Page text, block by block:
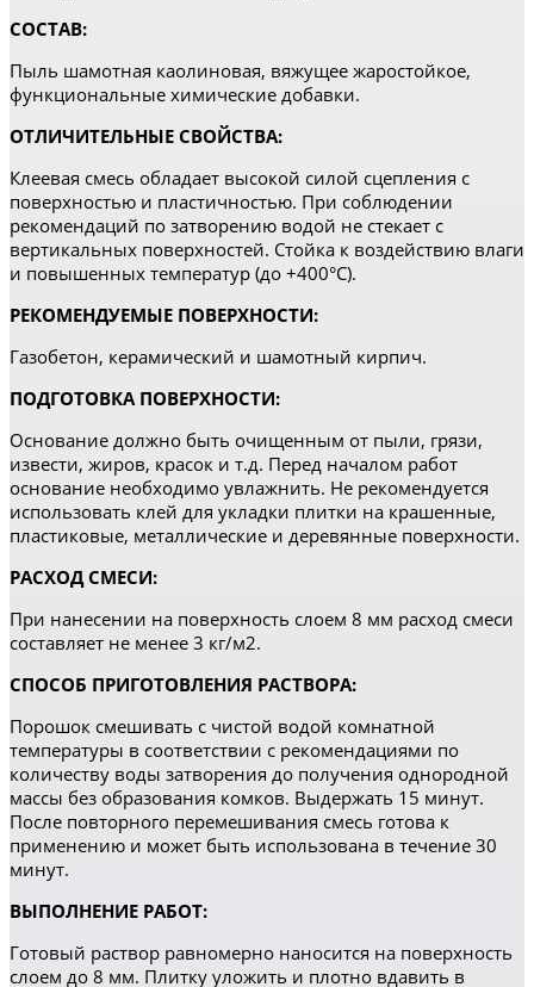
СОСТАВ:
Пыль шамотная каолиновая, вяжущее жаростойкое,
функциональные химические добавки.
ОТЛИЧИТЕЛЬНЫЕ СВОЙСТВА:
Клеевая смесь обладает высокой силой сцепления с
поверхностью и пластичностью. При соблюдении
рекомендаций по затворению водой не стекает с
вертикальных поверхностей. Стойка к воздействию влаги
и повышенных температур (до +400°С).
РЕКОМЕНДУЕМЫЕ ПОВЕРХНОСТИ:
Газобетон, керамический и шамотный кирпич.
ПОДГОТОВКА ПОВЕРХНОСТИ:
Основание должно быть очищенным от пыли, грязи,
извести, жиров, красок и т.д. Перед началом работ
основание необходимо увлажнить. Не рекомендуется
использовать клей для укладки плитки на крашенные,
пластиковые, металлические и деревянные поверхности.
РАСХОД СМЕСИ:
При нанесении на поверхность слоем 8 мм расход смеси
составляет не менее 3 кг/м2.
СПОСОБ ПРИГОТОВЛЕНИЯ РАСТВОРА:
Порошок смешивать с чистой водой комнатной
температуры в соответствии с рекомендациями по
количеству воды затворения до получения однородной
массы без образования комков. Выдержать 15 минут.
После повторного перемешивания смесь готова к
применению и может быть использована в течение 30
минут.
ВЫПОЛНЕНИЕ РАБОТ:
Готовый раствор равномерно наносится на поверхность
слоем до 8 мм. Плитку уложить и плотно вдавить в